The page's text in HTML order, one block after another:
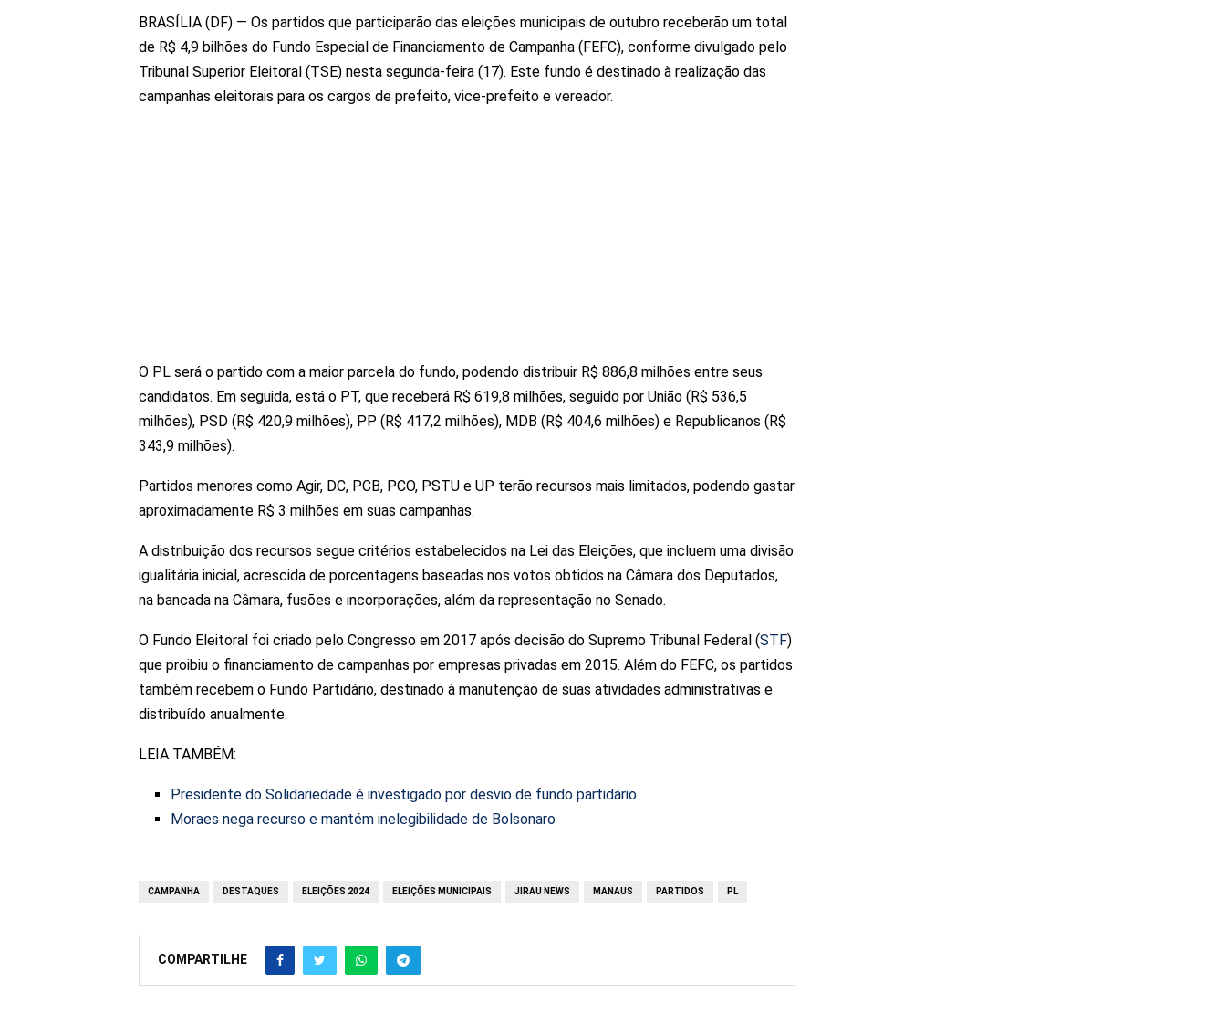
BRASÍLIA (DF) — Os partidos que participarão das eleições municipais de outubro receberão um total
de R$ 4,9 bilhões do Fundo Especial de Financiamento de Campanha (FEFC), conforme divulgado pelo
Tribunal Superior Eleitoral (TSE) nesta segunda-feira (17). Este fundo é destinado à realização das
campanhas eleitorais para os cargos de prefeito, vice-prefeito e vereador.
O PL será o partido com a maior parcela do fundo, podendo distribuir R$ 886,8 milhões entre seus
candidatos. Em seguida, está o PT, que receberá R$ 619,8 milhões, seguido por União (R$ 536,5
milhões), PSD (R$ 420,9 milhões), PP (R$ 417,2 milhões), MDB (R$ 404,6 milhões) e Republicanos (R$
343,9 milhões).
Partidos menores como Agir, DC, PCB, PCO, PSTU e UP terão recursos mais limitados, podendo gastar
aproximadamente R$ 3 milhões em suas campanhas.
A distribuição dos recursos segue critérios estabelecidos na Lei das Eleições, que incluem uma divisão
igualitária inicial, acrescida de porcentagens baseadas nos votos obtidos na Câmara dos Deputados,
na bancada na Câmara, fusões e incorporações, além da representação no Senado.
O Fundo Eleitoral foi criado pelo Congresso em 2017 após decisão do Supremo Tribunal Federal (STF)
que proibiu o financiamento de campanhas por empresas privadas em 2015. Além do FEFC, os partidos
também recebem o Fundo Partidário, destinado à manutenção de suas atividades administrativas e
distribuído anualmente.
LEIA TAMBÉM:
Presidente do Solidariedade é investigado por desvio de fundo partidário
Moraes nega recurso e mantém inelegibilidade de Bolsonaro
CAMPANHA DESTAQUES ELEIÇÕES 2024 ELEIÇÕES MUNICIPAIS JIRAU NEWS MANAUS PARTIDOS PL
COMPARTILHE